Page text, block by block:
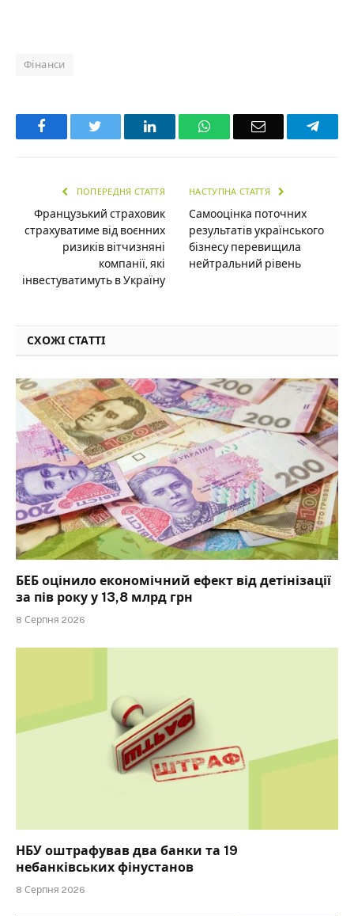
Фінанси
Facebook LinkedInWhatsAppEmail
ПОПЕРЕДНЯ СТАТТЯ
Французький страховик
страхуватиме від воєнних
ризиків вітчизняні
компанії, які
інвестуватимуть в Україну
НАСТУПНА СТАТТЯ
Самооцінка поточних
результатів українського
бізнесу перевищила
нейтральний рівень
СХОЖІ СТАТТІ
БЕБ оцінило економічний ефект від детінізації
за пів року у 13,8 млрд грн
8 Серпня 2026
НБУ оштрафував два банки та 19
небанківських фінустанов
8 Серпня 2026